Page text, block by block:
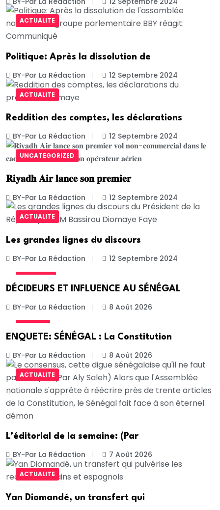
ACTUALITE
Politique: Après la dissolution de
BY-Par La Rédaction 12 Septembre 2024
ACTUALITE
Reddition des comptes, les déclarations
BY-Par La Rédaction 12 Septembre 2024
UNCATEGORIZED
𝐑𝐢𝐲𝐚𝐝𝐡 𝐀𝐢𝐫 𝐥𝐚𝐧𝐜𝐞 𝐬𝐨𝐧 𝐩𝐫𝐞𝐦𝐢𝐞𝐫
BY-Par La Rédaction 12 Septembre 2024
ACTUALITE
Les grandes lignes du discours
BY-Par La Rédaction 12 Septembre 2024
DÉCIDEURS ET INFLUENCE AU SÉNÉGAL
BY-Par La Rédaction 8 Août 2026
ENQUETE: SÉNÉGAL : La Constitution
BY-Par La Rédaction 8 Août 2026
ACTUALITE
L’éditorial de la semaine: (Par
BY-Par La Rédaction 7 Août 2026
ACTUALITE
Yan Diomandé, un transfert qui